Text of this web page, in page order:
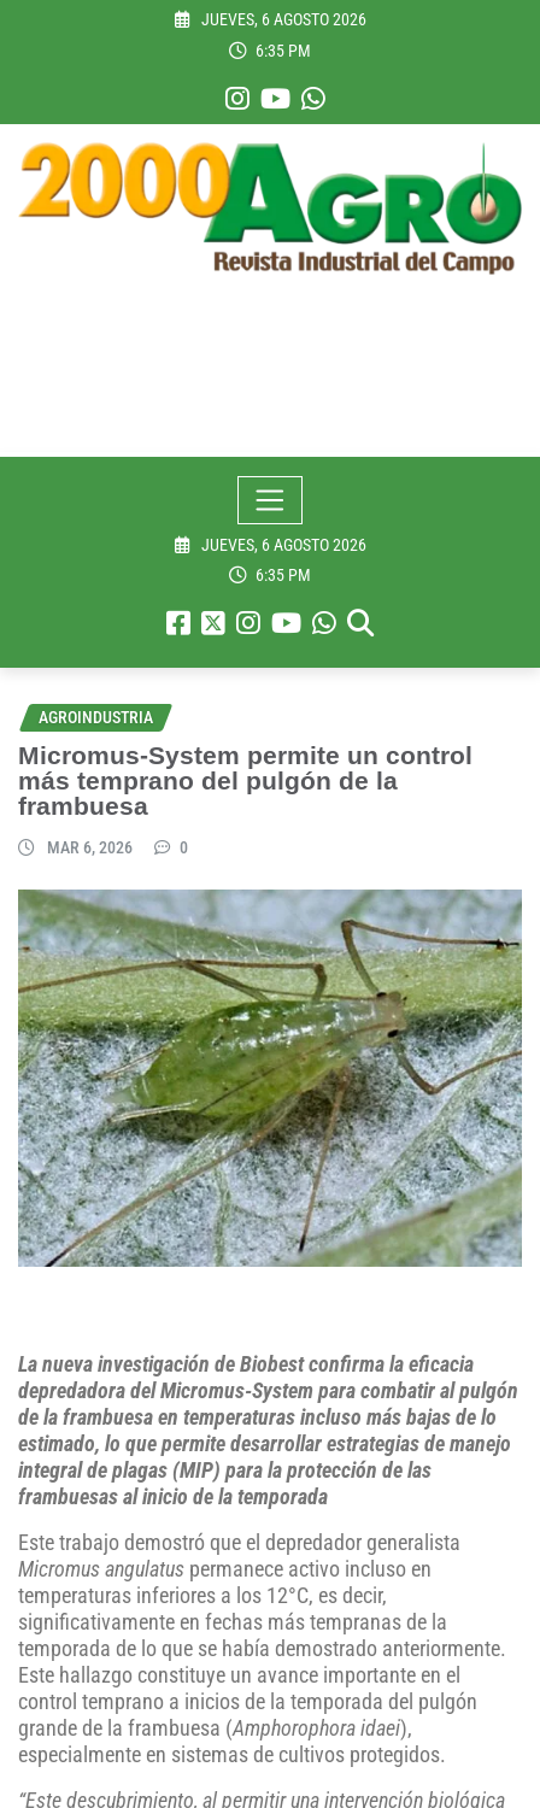
JUEVES, 6 AGOSTO 2026
6:35 PM
JUEVES, 6 AGOSTO 2026
6:35 PM
AGROINDUSTRIA
Micromus-System permite un control
más temprano del pulgón de la
frambuesa
MAR 6, 2026 0
La nueva investigación de Biobest confirma la eficacia
depredadora del Micromus-System para combatir al pulgón
de la frambuesa en temperaturas incluso más bajas de lo
estimado, lo que permite desarrollar estrategias de manejo
integral de plagas (MIP) para la protección de las
frambuesas al inicio de la temporada
Este trabajo demostró que el depredador generalista
Micromus angulatus permanece activo incluso en
temperaturas inferiores a los 12°C, es decir,
significativamente en fechas más tempranas de la
temporada de lo que se había demostrado anteriormente.
Este hallazgo constituye un avance importante en el
control temprano a inicios de la temporada del pulgón
grande de la frambuesa (Amphorophora idaei),
especialmente en sistemas de cultivos protegidos.
“Este descubrimiento, al permitir una intervención biológica